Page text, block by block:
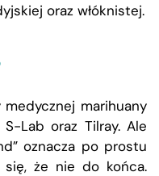
oraz włóknistej.
marihuany
Lab oraz Tilray. Ale
oznacza po prostu
się, że nie do końca.